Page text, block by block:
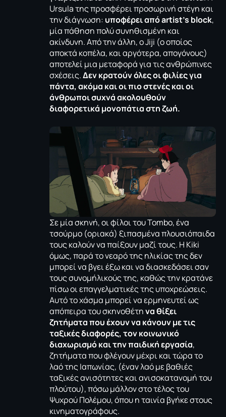
Ursula της προσφέρει προσωρινή στέγη και
την διάγνωση: υποφέρει από artist’s block,
μία πάθηση πολύ συνηθισμένη και
ακίνδυνη. Από την άλλη, ο Jiji (ο οποίος
αποκτά κοπέλα, και αργότερα, απογόνους)
αποτελεί μια μεταφορά για τις ανθρώπινες
σχέσεις.Δεν κρατούν όλες οι φιλίες για
πάντα, ακόμα και οι πιο στενές και οι
άνθρωποι συχνά ακολουθούν
διαφορετικά μονοπάτια στη ζωή.
Σε μία σκηνή, οι φίλοι του Tombo, ένα
τσούρμο (οριακά) ξιπασμένα πλουσιόπαιδα
τους καλούν να παίξουν μαζί τους. Η Kiki
όμως, παρά το νεαρό της ηλικίας της δεν
μπορεί να βγει έξω και να διασκεδάσει σαν
τους συνομήλικούς της, καθώς την κρατάνε
πίσω οι επαγγελματικές της υποχρεώσεις.
Αυτό το χάσμα μπορεί να ερμηνευτεί ως
απόπειρα του σκηνοθέτηνα θίξει
ζητήματα που έχουν να κάνουν με τις
ταξικές διαφορές, τον κοινωνικό
διαχωρισμό και την παιδική εργασία,
ζητήματα που φλέγουν μέχρι και τώρα το
λαό της Ιαπωνίας, (έναν λαό με βαθιές
ταξικές ανισότητες και ανισοκατανομή του
πλούτου), πόσω μάλλον στο τέλος του
Ψυχρού Πολέμου, όπου η ταινία βγήκε στους
κινηματογράφους.